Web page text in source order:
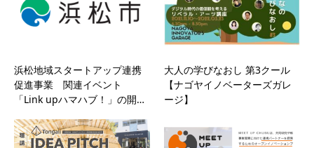
浜松地域スタートアップ連携
促進事業 関連イベント
「Link upハマハブ！」の開…
大人の学びなおし 第3クール
【ナゴヤイノベーターズガレ
ージ】